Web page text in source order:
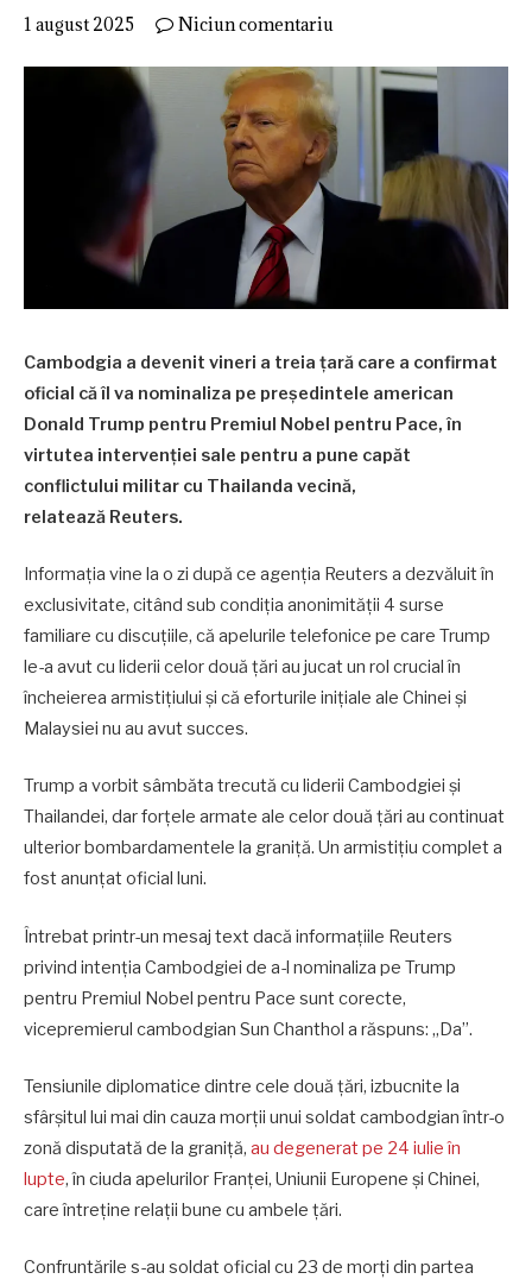
1 august 2025 Niciun comentariu
Cambodgia a devenit vineri a treia țară care a confirmat
oficial că îl va nominaliza pe președintele american
Donald Trump pentru Premiul Nobel pentru Pace, în
virtutea intervenției sale pentru a pune capăt
conflictului militar cu Thailanda vecină,
relatează Reuters.
Informația vine la o zi după ce agenția Reuters a dezvăluit în
exclusivitate, citând sub condiția anonimității 4 surse
familiare cu discuțiile, că apelurile telefonice pe care Trump
le-a avut cu liderii celor două țări au jucat un rol crucial în
încheierea armistițiului și că eforturile inițiale ale Chinei și
Malaysiei nu au avut succes.
Trump a vorbit sâmbăta trecută cu liderii Cambodgiei și
Thailandei, dar forțele armate ale celor două țări au continuat
ulterior bombardamentele la graniță. Un armistițiu complet a
fost anunțat oficial luni.
Întrebat printr-un mesaj text dacă informațiile Reuters
privind intenția Cambodgiei de a-l nominaliza pe Trump
pentru Premiul Nobel pentru Pace sunt corecte,
vicepremierul cambodgian Sun Chanthol a răspuns: „Da”.
Tensiunile diplomatice dintre cele două țări, izbucnite la
sfârșitul lui mai din cauza morții unui soldat cambodgian într-o
zonă disputată de la graniță, au degenerat pe 24 iulie în
lupte, în ciuda apelurilor Franţei, Uniunii Europene şi Chinei,
care întreţine relaţii bune cu ambele ţări.
Confruntările s-au soldat oficial cu 23 de morţi din partea